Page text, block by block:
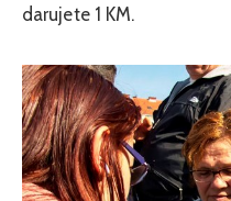
darujete 1 KM.